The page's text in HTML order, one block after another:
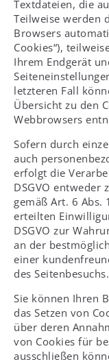
Textdateien, die
Teilweise werden
Browsers
Cookies“),
Ihrem Endgerät
letzteren Fall
Übersicht zu den
Webbrowsers
Sofern durch
auch
erfolgt die
DSGVO entweder
gemäß Art. 6 Abs.
erteilten
DSGVO zur
an der
einer
des Seitenbesuchs.
Sie können Ihren
das Setzen von
über deren
von Cookies für
ausschließen